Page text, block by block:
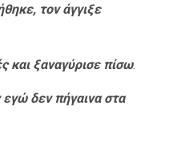
τον άγγιξε
και ξαναγύρισε πίσω.
δεν πήγαινα στα